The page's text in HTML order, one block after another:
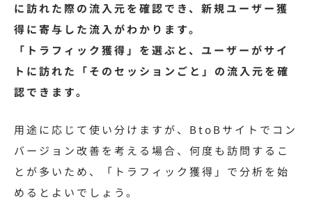
に訪れた際の流入元を確認でき、新規ユーザー獲
得に寄与した流入がわかります。
「トラフィック獲得」を選ぶと、ユーザーがサイ
トに訪れた「そのセッションごと」の流入元を確
認できます。
用途に応じて使い分けますが、BtoBサイトでコン
バージョン改善を考える場合、何度も訪問するこ
とが多いため、「トラフィック獲得」で分析を始
めるとよいでしょう。